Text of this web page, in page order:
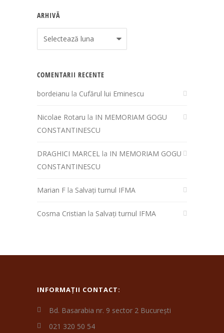
ARHIVĂ
Arhivă
COMENTARII RECENTE
bordeianu la Cufărul lui Eminescu
Nicolae Rotaru la IN MEMORIAM GOGU
CONSTANTINESCU
DRAGHICI MARCEL la IN MEMORIAM GOGU
CONSTANTINESCU
Marian F la Salvați turnul IFMA
Cosma Cristian la Salvați turnul IFMA
INFORMAȚII CONTACT:
Bd. Basarabia nr. 9 sector 2 București
021 320 50 54